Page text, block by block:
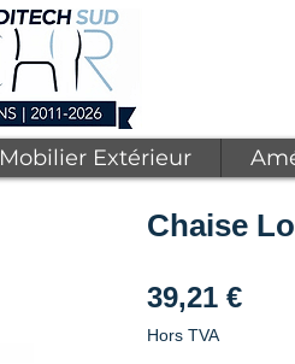
Mobilier Extérieur
Chaise
39,21 €Prix
Hors TVA